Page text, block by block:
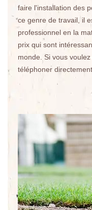
faire l'installation des
ce genre de travail, il
professionnel en la
prix qui sont
monde. Si vous
téléphoner directement.